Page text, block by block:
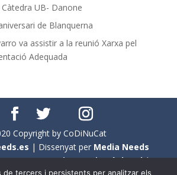
UB- Danone
de Blanquerna
va assistir a la reunió Xarxa pel
Adequada
Copyright by CoDiNuCat
| Dissenyat per Media Needs
aCoDiNuCat |Avís legal|
de tercers i persistents per analitzar els